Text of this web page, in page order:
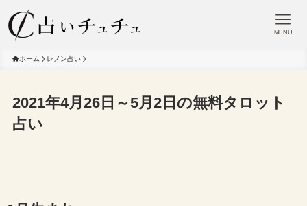
MENU
ホーム レノン占い
2021年4月26日～5月2日の無料タロット
占い